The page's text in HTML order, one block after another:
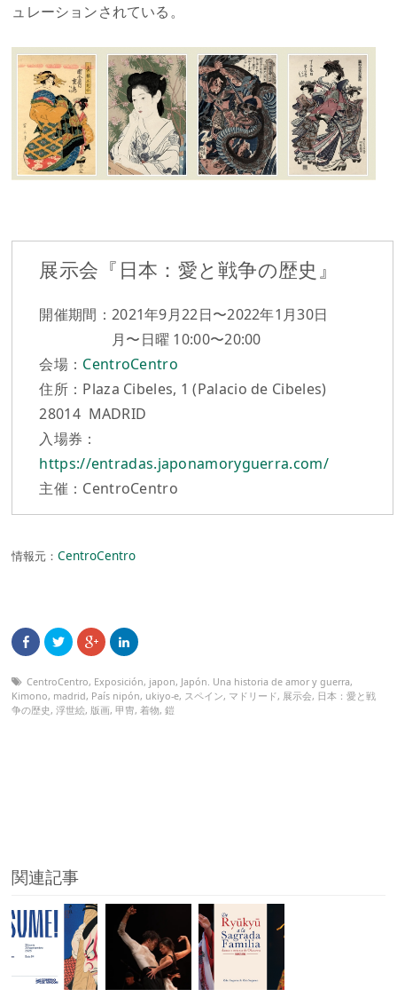
ュレーションされている。
展示会『日本：愛と戦争の歴史』
開催期間：2021年9月22日〜2022年1月30日
月〜日曜 10:00〜20:00
会場： CentroCentro
住所：Plaza Cibeles, 1 (Palacio de Cibeles)
28014 MADRID
入場券：
https://entradas.japonamoryguerra.com/
主催：CentroCentro
情報元：CentroCentro
CentroCentro, Exposición, japon, Japón. Una historia de amor y guerra,
Kimono, madrid, País nipón, ukiyo-e, スペイン, マドリード, 展示会, 日本：愛と戦
争の歴史,浮世絵, 版画,甲冑,着物,鎧
関連記事